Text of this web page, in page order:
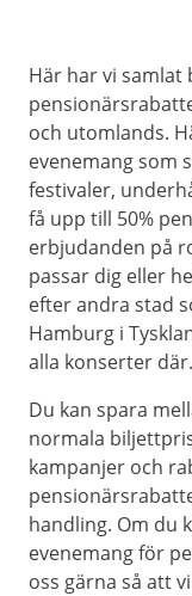
Här har vi samlat
och utomlands.
evenemang som
festivaler,
få upp till 50%
erbjudanden på
passar dig eller
efter andra stad
Hamburg i
alla konserter där.
Du kan spara
normala
kampanjer och
handling. Om du
evenemang för
oss gärna så att